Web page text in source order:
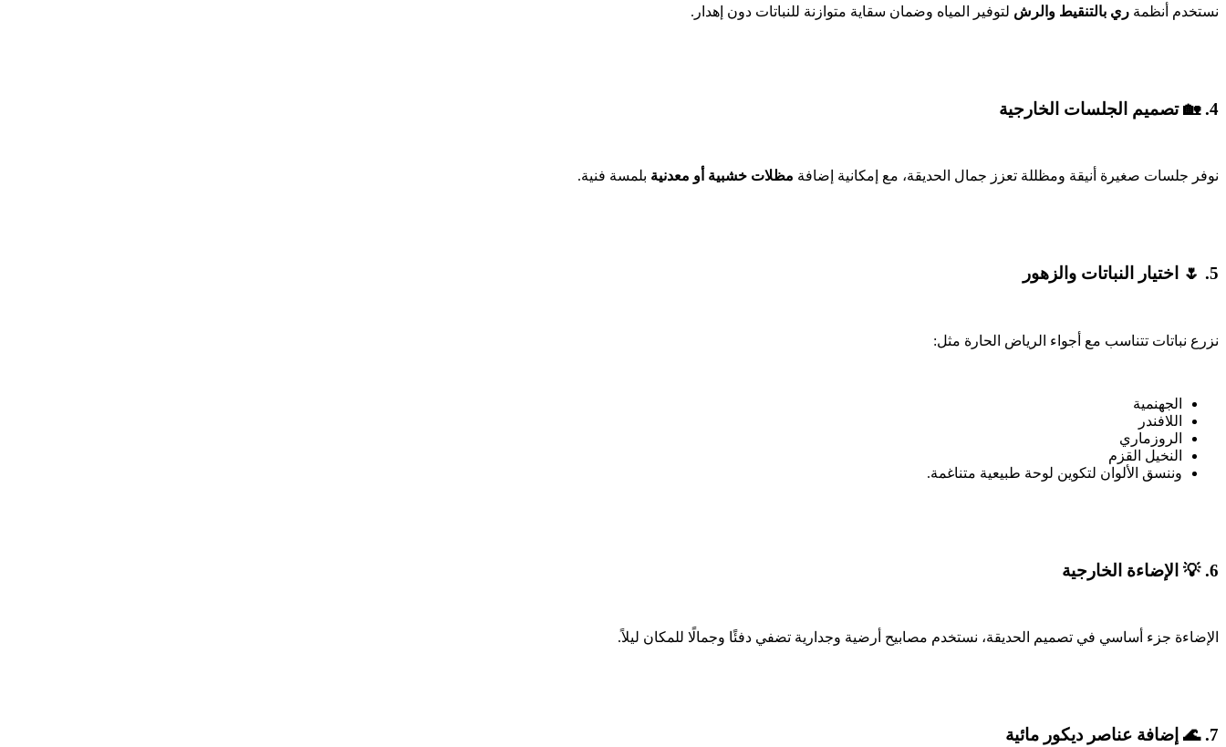
نستخدم أنظمة ري بالتنقيط والرش لتوفير المياه وضمان سقاية متوازنة للنباتات دون إهدار.
4. 🏡 تصميم الجلسات الخارجية
نوفر جلسات صغيرة أنيقة ومظللة تعزز جمال الحديقة، مع إمكانية إضافة مظلات خشبية أو معدنية بلمسة فنية.
5. 🌷 اختيار النباتات والزهور
نزرع نباتات تتناسب مع أجواء الرياض الحارة مثل:
الجهنمية
اللافندر
الروزماري
النخيل القزم
وننسق الألوان لتكوين لوحة طبيعية متناغمة.
6. 💡 الإضاءة الخارجية
الإضاءة جزء أساسي في تصميم الحديقة، نستخدم مصابيح أرضية وجدارية تضفي دفئًا وجمالًا للمكان ليلاً.
7. 🌊 إضافة عناصر ديكور مائية